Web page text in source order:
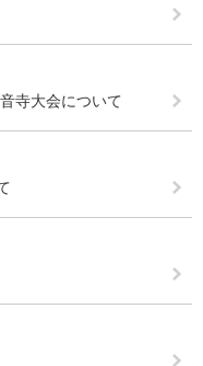
寺大会について